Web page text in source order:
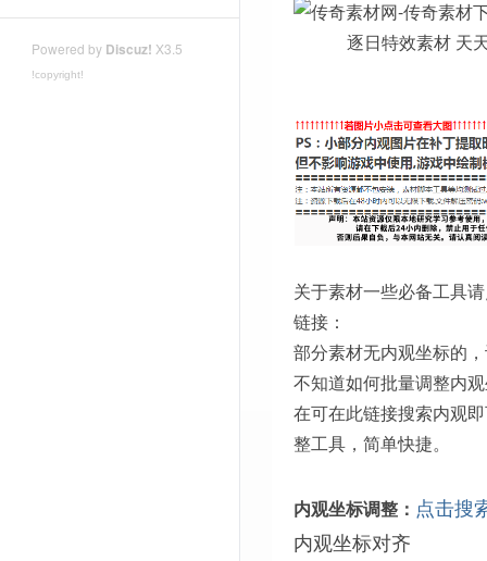
Powered by Discuz! X3.5
!copyright!
关于素材一些必备工具
链接：
部分素材无内观坐标的
不知道如何批量调整内
在可在此链接搜索内观
整工具，简单快捷。
内观坐标调整： 点击搜
内观坐标对齐